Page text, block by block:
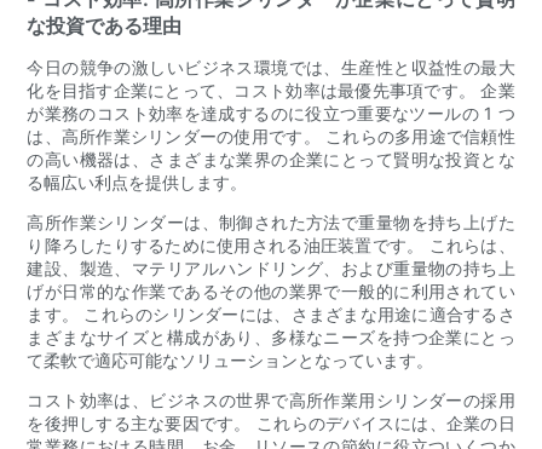
な投資である理由
今日の競争の激しいビジネス環境では、生産性と収益性の最大
化を目指す企業にとって、コスト効率は最優先事項です。 企業
が業務のコスト効率を達成するのに役立つ重要なツールの 1 つ
は、高所作業シリンダーの使用です。 これらの多用途で信頼性
の高い機器は、さまざまな業界の企業にとって賢明な投資とな
る幅広い利点を提供します。
高所作業シリンダーは、制御された方法で重量物を持ち上げた
り降ろしたりするために使用される油圧装置です。 これらは、
建設、製造、マテリアルハンドリング、および重量物の持ち上
げが日常的な作業であるその他の業界で一般的に利用されてい
ます。 これらのシリンダーには、さまざまな用途に適合するさ
まざまなサイズと構成があり、多様なニーズを持つ企業にとっ
て柔軟で適応可能なソリューションとなっています。
コスト効率は、ビジネスの世界で高所作業用シリンダーの採用
を後押しする主な要因です。 これらのデバイスには、企業の日